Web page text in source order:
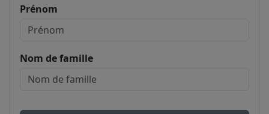
Prénom
Nom de famille